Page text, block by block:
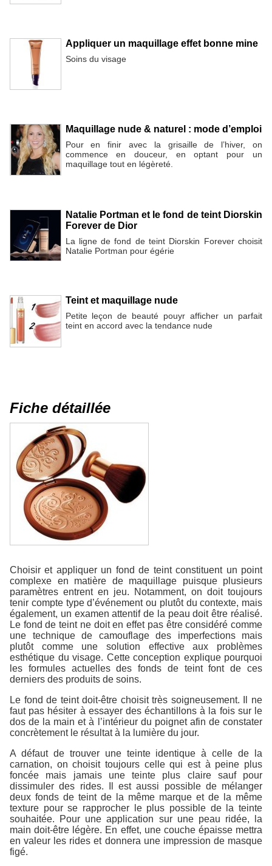
Appliquer un maquillage effet bonne mine
Soins du visage
Maquillage nude & naturel : mode d’emploi
Pour en finir avec la grisaille de l’hiver, on
commence en douceur, en optant pour un
maquillage tout en légèreté.
Natalie Portman et le fond de teint Diorskin
Forever de Dior
La ligne de fond de teint Diorskin Forever choisit
Natalie Portman pour égérie
Teint et maquillage nude
Petite leçon de beauté pouyr afficher un parfait
teint en accord avec la tendance nude
Fiche détaillée
Choisir et appliquer un fond de teint constituent un point
complexe en matière de maquillage puisque plusieurs
paramètres entrent en jeu. Notamment, on doit toujours
tenir compte type d’événement ou plutôt du contexte, mais
également, un examen attentif de la peau doit être réalisé.
Le fond de teint ne doit en effet pas être considéré comme
une technique de camouflage des imperfections mais
plutôt comme une solution effective aux problèmes
esthétique du visage. Cette conception explique pourquoi
les formules actuelles des fonds de teint font de ces
derniers des produits de soins.
Le fond de teint doit-être choisit très soigneusement. Il ne
faut pas hésiter à essayer des échantillons à la fois sur le
dos de la main et à l’intérieur du poignet afin de constater
concrètement le résultat à la lumière du jour.
A défaut de trouver une teinte identique à celle de la
carnation, on choisit toujours celle qui est à peine plus
foncée mais jamais une teinte plus claire sauf pour
dissimuler des rides. Il est aussi possible de mélanger
deux fonds de teint de la même marque et de la même
texture pour se rapprocher le plus possible de la teinte
souhaitée. Pour une application sur une peau ridée, la
main doit-être légère. En effet, une couche épaisse mettra
en valeur les rides et donnera une impression de masque
figé.